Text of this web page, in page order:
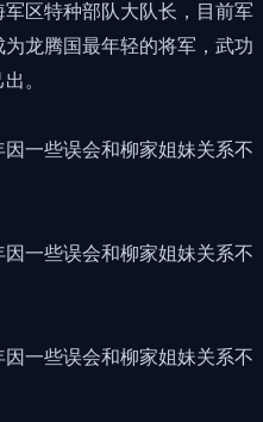
区特种部队大队长，目前军
龙腾国最年轻的将军，武功
。
一些误会和柳家姐妹关系不
一些误会和柳家姐妹关系不
一些误会和柳家姐妹关系不